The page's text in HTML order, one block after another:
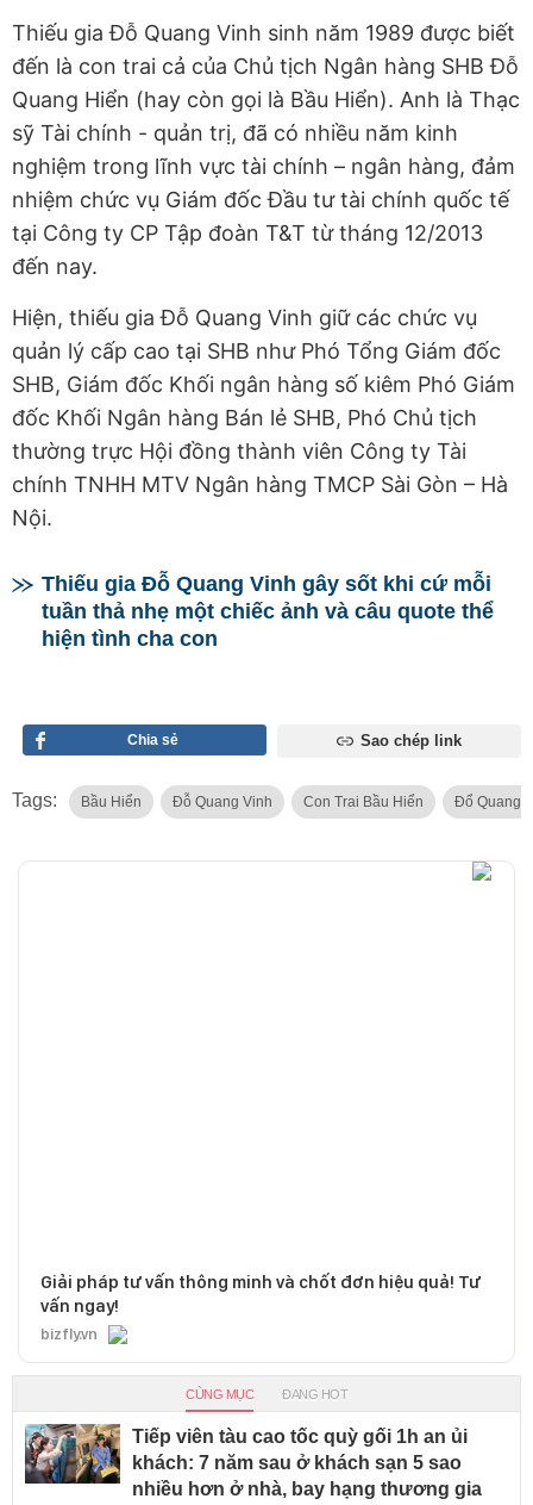
Thiếu gia Đỗ Quang Vinh sinh năm 1989 được biết
đến là con trai cả của Chủ tịch Ngân hàng SHB Đỗ
Quang Hiển (hay còn gọi là Bầu Hiển). Anh là Thạc
sỹ Tài chính - quản trị, đã có nhiều năm kinh
nghiệm trong lĩnh vực tài chính – ngân hàng, đảm
nhiệm chức vụ Giám đốc Đầu tư tài chính quốc tế
tại Công ty CP Tập đoàn T&T từ tháng 12/2013
đến nay.
Hiện, thiếu gia Đỗ Quang Vinh giữ các chức vụ
quản lý cấp cao tại SHB như Phó Tổng Giám đốc
SHB, Giám đốc Khối ngân hàng số kiêm Phó Giám
đốc Khối Ngân hàng Bán lẻ SHB, Phó Chủ tịch
thường trực Hội đồng thành viên Công ty Tài
chính TNHH MTV Ngân hàng TMCP Sài Gòn – Hà
Nội.
Thiếu gia Đỗ Quang Vinh gây sốt khi cứ mỗi
tuần thả nhẹ một chiếc ảnh và câu quote thể
hiện tình cha con
Chia sẻ Sao chép link
Tags: Bầu Hiển Đỗ Quang Vinh Con Trai Bầu Hiển Đổ Quang
Giải pháp tư vấn thông minh và chốt đơn hiệu quả! Tư
vấn ngay!
bizfly.vn
CÙNG MỤC ĐANG HOT
Tiếp viên tàu cao tốc quỳ gối 1h an ủi
khách: 7 năm sau ở khách sạn 5 sao
nhiều hơn ở nhà, bay hạng thương gia